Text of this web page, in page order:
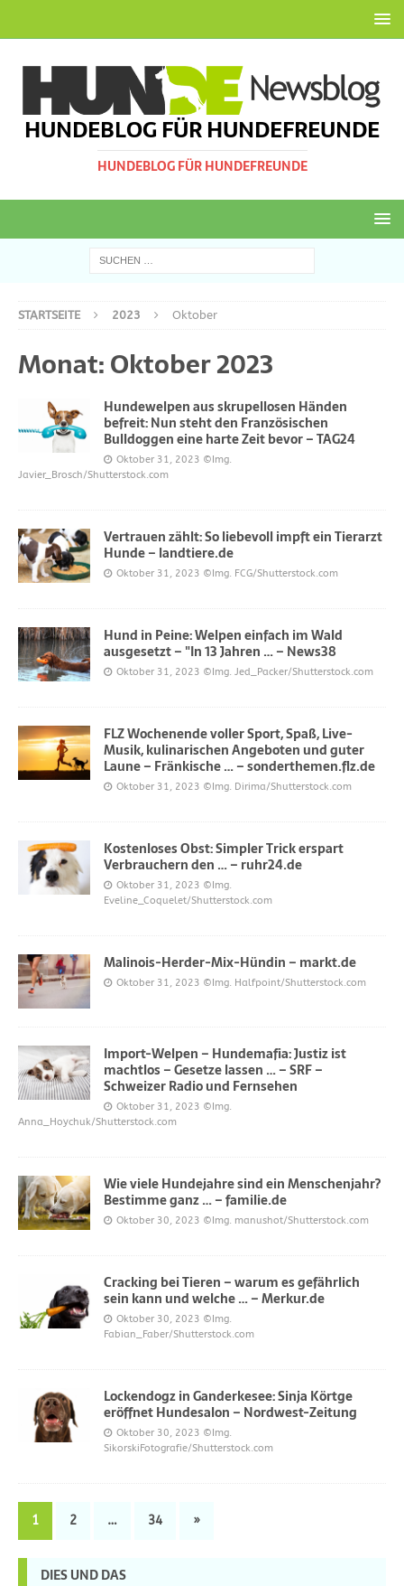
HUNDEBLOG FÜR HUNDEFREUNDE
HUNDEBLOG FÜR HUNDEFREUNDE
STARTSEITE 2023 Oktober
Monat:Oktober 2023
Hundewelpen aus skrupellosen Händen
befreit: Nun steht den Französischen
Bulldoggen eine harte Zeit bevor – TAG24
Oktober 31, 2023 ©Img.
Javier_Brosch/Shutterstock.com
Vertrauen zählt: So liebevoll impft ein Tierarzt
Hunde – landtiere.de
Oktober 31, 2023 ©Img. FCG/Shutterstock.com
Hund in Peine: Welpen einfach im Wald
ausgesetzt – "In 13 Jahren … – News38
Oktober 31, 2023 ©Img. Jed_Packer/Shutterstock.com
FLZ Wochenende voller Sport, Spaß, Live-
Musik, kulinarischen Angeboten und guter
Laune – Fränkische … – sonderthemen.flz.de
Oktober 31, 2023 ©Img. Dirima/Shutterstock.com
Kostenloses Obst: Simpler Trick erspart
Verbrauchern den … – ruhr24.de
Oktober 31, 2023 ©Img.
Eveline_Coquelet/Shutterstock.com
Malinois-Herder-Mix-Hündin – markt.de
Oktober 31, 2023 ©Img. Halfpoint/Shutterstock.com
Import-Welpen – Hundemafia: Justiz ist
machtlos – Gesetze lassen … – SRF –
Schweizer Radio und Fernsehen
Oktober 31, 2023 ©Img.
Anna_Hoychuk/Shutterstock.com
Wie viele Hundejahre sind ein Menschenjahr?
Bestimme ganz … – familie.de
Oktober 30, 2023 ©Img. manushot/Shutterstock.com
Cracking bei Tieren – warum es gefährlich
sein kann und welche … – Merkur.de
Oktober 30, 2023 ©Img.
Fabian_Faber/Shutterstock.com
Lockendogz in Ganderkesee: Sinja Körtge
eröffnet Hundesalon – Nordwest-Zeitung
Oktober 30, 2023 ©Img.
SikorskiFotografie/Shutterstock.com
1 2 … 34 »
DIES UND DAS